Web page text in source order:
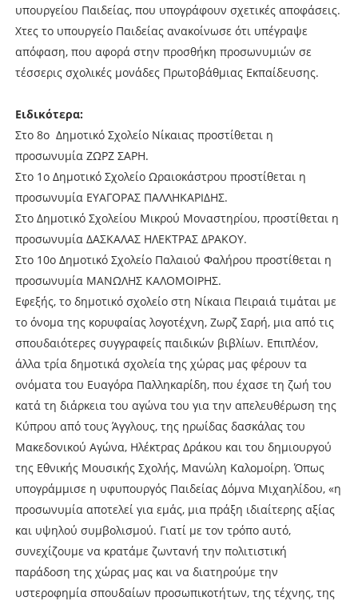
υπουργείου Παιδείας, που υπογράφουν σχετικές αποφάσεις.
Χτες το υπουργείο Παιδείας ανακοίνωσε ότι υπέγραψε
απόφαση, που αφορά στην προσθήκη προσωνυμιών σε
τέσσερις σχολικές μονάδες Πρωτοβάθμιας Εκπαίδευσης.
Ειδικότερα:
Στο 8ο Δημοτικό Σχολείο Νίκαιας προστίθεται η
προσωνυμία ΖΩΡΖ ΣΑΡΗ.
Στο 1ο Δημοτικό Σχολείο Ωραιοκάστρου προστίθεται η
προσωνυμία ΕΥΑΓΟΡΑΣ ΠΑΛΛΗΚΑΡΙΔΗΣ.
Στο Δημοτικό Σχολείου Μικρού Μοναστηρίου, προστίθεται η
προσωνυμία ΔΑΣΚΑΛΑΣ ΗΛΕΚΤΡΑΣ ΔΡΑΚΟΥ.
Στο 10ο Δημοτικό Σχολείο Παλαιού Φαλήρου προστίθεται η
προσωνυμία ΜΑΝΩΛΗΣ ΚΑΛΟΜΟΙΡΗΣ.
Εφεξής, το δημοτικό σχολείο στη Νίκαια Πειραιά τιμάται με
το όνομα της κορυφαίας λογοτέχνη, Ζωρζ Σαρή, μια από τις
σπουδαιότερες συγγραφείς παιδικών βιβλίων. Επιπλέον,
άλλα τρία δημοτικά σχολεία της χώρας μας φέρουν τα
ονόματα του Ευαγόρα Παλληκαρίδη, που έχασε τη ζωή του
κατά τη διάρκεια του αγώνα του για την απελευθέρωση της
Κύπρου από τους Άγγλους, της ηρωίδας δασκάλας του
Μακεδονικού Αγώνα, Ηλέκτρας Δράκου και του δημιουργού
της Εθνικής Μουσικής Σχολής, Μανώλη Καλομοίρη. Όπως
υπογράμμισε η υφυπουργός Παιδείας Δόμνα Μιχαηλίδου, «η
προσωνυμία αποτελεί για εμάς, μια πράξη ιδιαίτερης αξίας
και υψηλού συμβολισμού. Γιατί με τον τρόπο αυτό,
συνεχίζουμε να κρατάμε ζωντανή την πολιτιστική
παράδοση της χώρας μας και να διατηρούμε την
υστεροφημία σπουδαίων προσωπικοτήτων, της τέχνης, της